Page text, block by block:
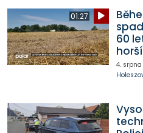
01:27
60
horší
4.